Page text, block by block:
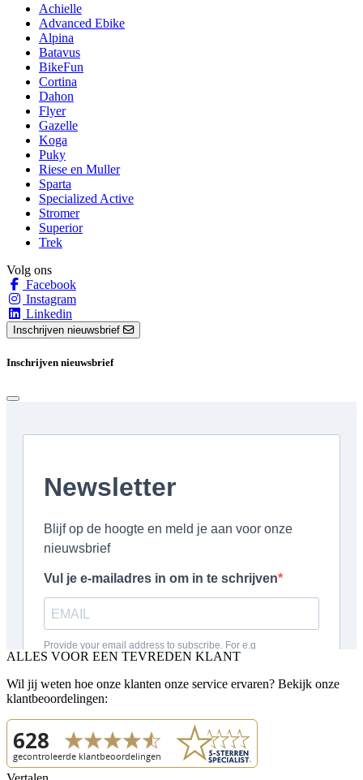
Achielle
Advanced Ebike
Alpina
Batavus
BikeFun
Cortina
Dahon
Flyer
Gazelle
Koga
Puky
Riese en Muller
Sparta
Specialized Active
Stromer
Superior
Trek
Volg ons
Facebook
Instagram
Linkedin
Inschrijven nieuwsbrief
Inschrijven nieuwsbrief
ALLES VOOR EEN TEVREDEN KLANT
Wil jij weten hoe onze klanten onze service ervaren? Bekijk onze
klantbeoordelingen: